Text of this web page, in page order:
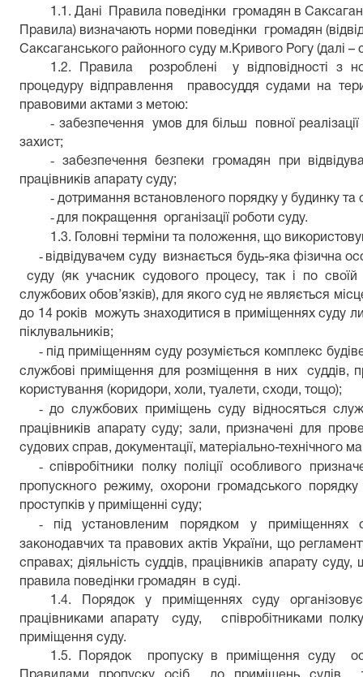
1.1. Дані Правила поведінки громадян в
Правила) визначають норми поведінки громадян
Саксаганського районного суду м.Кривого Рогу (далі –
1.2. Правила розроблені у відповідності з
процедуру відправлення правосуддя судами на
правовими актами з метою:
- забезпечення умов для більш повної
захист;
-
забезпечення безпеки громадян при
працівників апарату суду;
- дотримання встановленого порядку у будинку
- для покращення організації роботи суду.
1.3. Головні терміни та положення, що
- відвідувачем суду визнається будь-яка фізична
суду (як учасник судового процесу, так і по своїй
службових обов’язків), для якого суд не являється
до 14 років можуть знаходитися в приміщеннях суду
піклувальників;
- під приміщенням суду розуміється комплекс
службові приміщення для розміщення в них суддів,
користування (коридори, холи, туалети, сходи, тощо);
- до службових приміщень суду відносяться
працівників апарату суду; зали, призначені для
судових справ, документації, матеріально-технічного
- співробітники полку поліції особливого
пропускного режиму, охорони громадського порядку
проступків у приміщенні суду;
-
під установленим порядком у приміщеннях
законодавчих та правових актів України, що
справах; діяльність суддів, працівників апарату
правила поведінки громадян в суді.
1.4. Порядок у приміщеннях суду
працівниками апарату суду, співробітниками
приміщення суду.
1.5. Порядок пропуску в приміщення суду